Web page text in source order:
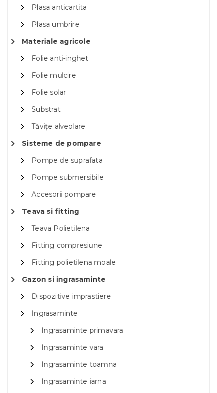
Plasa anticartita
Plasa umbrire
Materiale agricole
Folie anti-inghet
Folie mulcire
Folie solar
Substrat
Tăvițe alveolare
Sisteme de pompare
Pompe de suprafata
Pompe submersibile
Accesorii pompare
Teava si fitting
Teava Polietilena
Fitting compresiune
Fitting polietilena moale
Gazon si ingrasaminte
Dispozitive imprastiere
Ingrasaminte
Ingrasaminte primavara
Ingrasaminte vara
Ingrasaminte toamna
Ingrasaminte iarna